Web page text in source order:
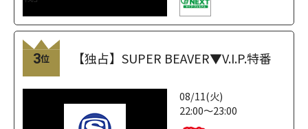
3位 【独占】SUPER BEAVER▼V.I.P.特番
08/11(火)
22:00～23:00